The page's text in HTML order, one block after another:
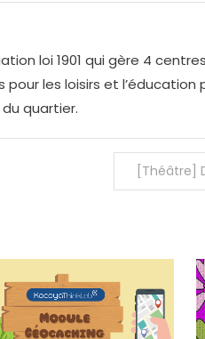
loi 1901 qui gère 4
les loisirs et l’éducation
quartier.
[Théâtre]